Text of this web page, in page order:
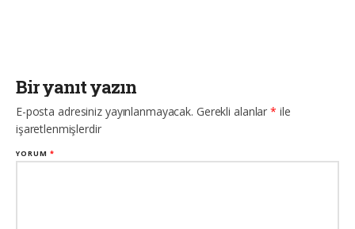
Bir yanıt yazın
E-posta adresiniz yayınlanmayacak. Gerekli alanlar* ile
işaretlenmişlerdir
YORUM*